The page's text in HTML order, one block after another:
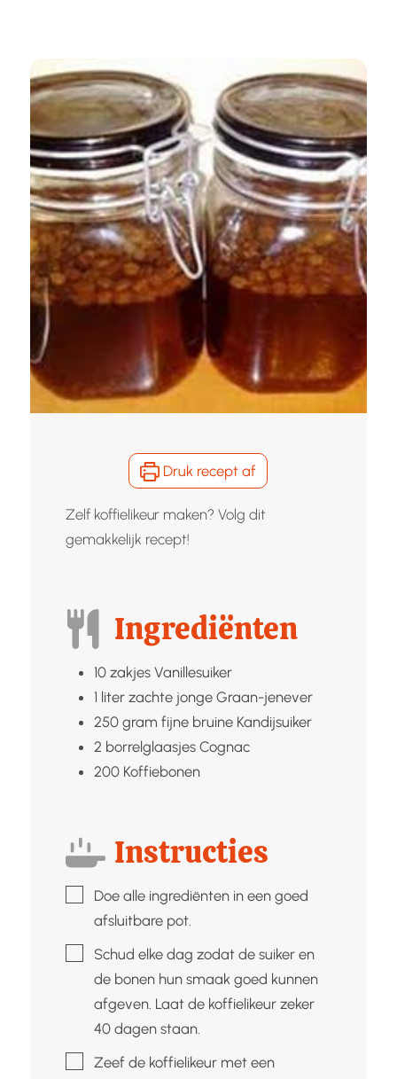
Druk recept af
Zelf koffielikeur maken? Volg dit
gemakkelijk recept!
Ingrediënten
10 zakjes Vanillesuiker
1 liter zachte jonge Graan-jenever
250 gram fijne bruine Kandijsuiker
2 borrelglaasjes Cognac
200 Koffiebonen
Instructies
▢Doe alle ingrediënten in een goed
afsluitbare pot.
▢Schud elke dag zodat de suiker en
de bonen hun smaak goed kunnen
afgeven. Laat de koffielikeur zeker
40 dagen staan.
▢
Zeef de koffielikeur met een